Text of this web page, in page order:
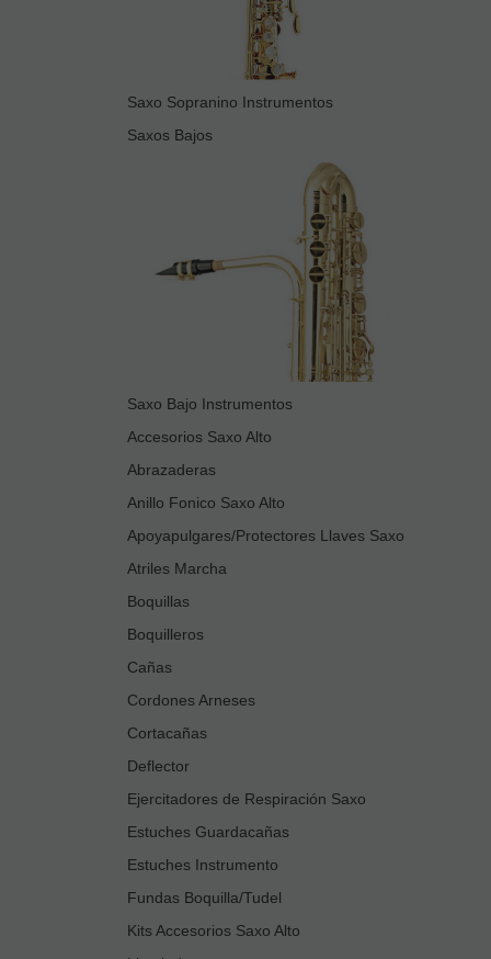
Saxo Sopranino Instrumentos
Saxos Bajos
Saxo Bajo Instrumentos
Accesorios Saxo Alto
Abrazaderas
Anillo Fonico Saxo Alto
Apoyapulgares/Protectores Llaves Saxo
Atriles Marcha
Boquillas
Boquilleros
Cañas
Cordones Arneses
Cortacañas
Deflector
Ejercitadores de Respiración Saxo
Estuches Guardacañas
Estuches Instrumento
Fundas Boquilla/Tudel
Kits Accesorios Saxo Alto